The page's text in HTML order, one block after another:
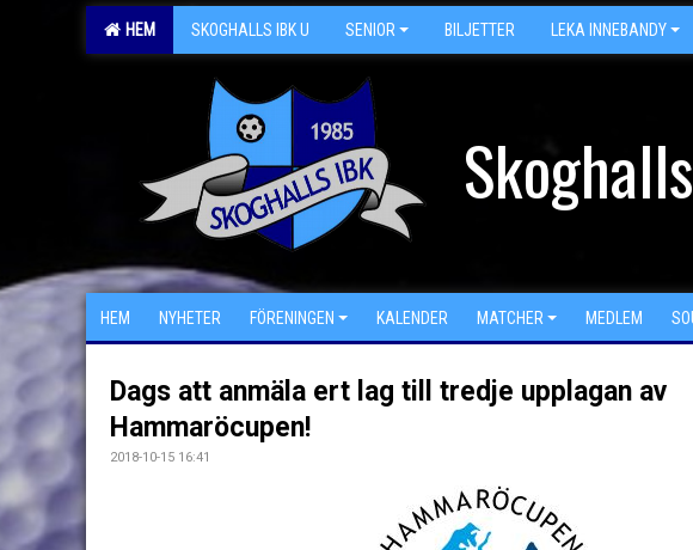
HEM SKOGHALLS IBK U SENIOR BILJETTER LEKA INNEBANDY
HEM NYHETER FÖRENINGEN KALENDER MATCHER MEDLEM
Dags att anmäla ert lag till tredje upplagan av
Hammaröcupen!
2018-10-15 16:41